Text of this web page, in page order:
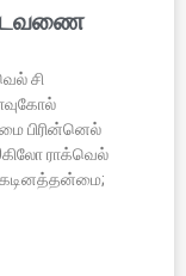
சி
பிரின்னெல்
ராக்வெல்